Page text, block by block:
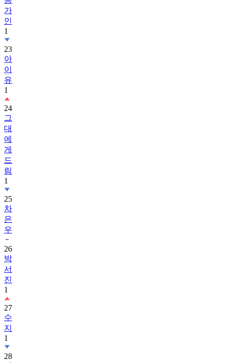
가
인
1
23
아
이
유
1
24
그
대
에
게
드
림
1
25
차
은
우
26
박
서
진
1
27
수
지
1
28